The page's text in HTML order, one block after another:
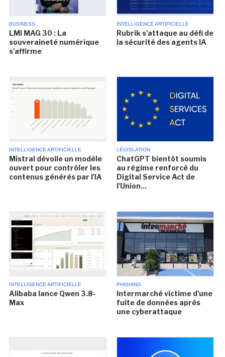
BUSINESS
LMI MAG 30 : La
souveraineté numérique
s'affirme
INTELLIGENCE ARTIFICIELLE
Rubrik s'attaque au défi de
la sécurité des agents IA
INTELLIGENCE ARTIFICIELLE
Mistral dévoile un modèle
ouvert pour contrôler les
contenus générés par l'IA
LÉGISLATION
ChatGPT bientôt soumis
au régime renforcé du
Digital Service Act de
l'Union...
INTELLIGENCE ARTIFICIELLE
Alibaba lance Qwen 3.8-
Max
PHISHING
Intermarché victime d'une
fuite de données après
une cyberattaque